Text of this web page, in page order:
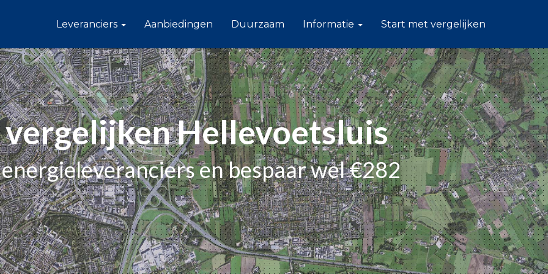
Leveranciers Aanbiedingen Duurzaam Informatie Start met vergelijken
vergelijken Hellevoetsluis
en bespaar wel €282